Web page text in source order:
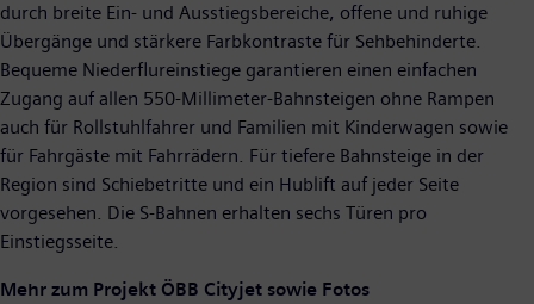
durch breite Ein- und Ausstiegsbereiche, offene und ruhige
Übergänge und stärkere Farbkontraste für Sehbehinderte.
Bequeme Niederflureinstiege garantieren einen einfachen
Zugang auf allen 550-Millimeter-Bahnsteigen ohne Rampen
auch für Rollstuhlfahrer und Familien mit Kinderwagen sowie
für Fahrgäste mit Fahrrädern. Für tiefere Bahnsteige in der
Region sind Schiebetritte und ein Hublift auf jeder Seite
vorgesehen. Die S-Bahnen erhalten sechs Türen pro
Einstiegsseite.
Mehr zum Projekt ÖBB Cityjet sowie Fotos